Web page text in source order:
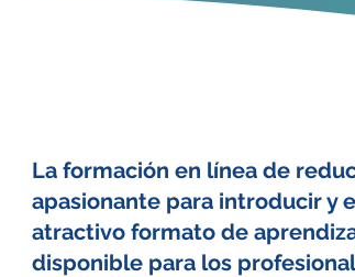
La formación en línea de
apasionante para introducir y
atractivo formato de
disponible para los